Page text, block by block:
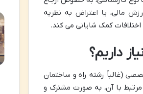
مالی، یا اعتراض به نظریه
کمک شایانی می کند.
داریم؟
(غالباً رشته راه و ساختمان
مرتبط با آن، به صورت مشترک و